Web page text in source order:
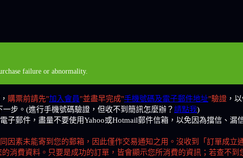
failure or abnormality.
購票前請先"加入會員"並盡早完成"手機號碼及電子郵件地址"驗證 ，
步。(進行手機號碼驗證，但收不到簡訊怎麼辦？ 請點我)
郵件，盡量不要使用Yahoo或Hotmail郵件信箱，以免因為擋信、漏
因素未能寄到您的郵箱，因此僅作交易通知之用。沒收到「訂單成立
的消費資料。只要是成功的訂單，皆會顯示您所消費的資訊；若查不